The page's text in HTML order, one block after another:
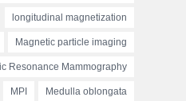
longitudinal magnetization
Magnetic particle imaging
Resonance Mammography
Medulla oblongata
MPI